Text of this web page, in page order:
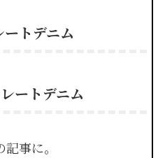
トデニム
ートデニム
事に。